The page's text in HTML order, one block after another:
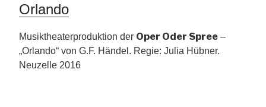
Orlando
Musiktheaterproduktion der Oper Oder Spree –
„Orlando“ von G.F. Händel. Regie: Julia Hübner.
Neuzelle 2016